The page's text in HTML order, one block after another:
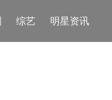
综艺 明星资讯